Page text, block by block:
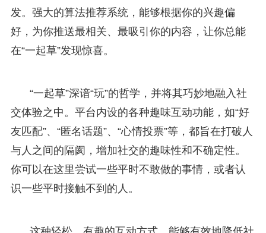
发。强大的算法推荐系统，能够根据你的兴趣偏
好，为你推送最相关、最吸引你的内容，让你总能
在“一起草”发现惊喜。
“一起草”深谙“玩”的哲学，并将其巧妙地融入社
交体验之中。平台内设的各种趣味互动功能，如“好
友匹配”、“匿名话题”、“心情投票”等，都旨在打破人
与人之间的隔阂，增加社交的趣味性和不确定性。
你可以在这里尝试一些平时不敢做的事情，或者认
识一些平时接触不到的人。